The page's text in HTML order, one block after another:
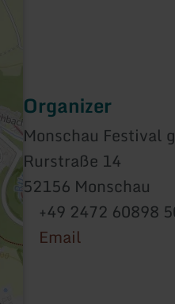
Organizer
Monschau Festival
Rurstraße 14
52156 Monschau
+49 2472 60898
Email